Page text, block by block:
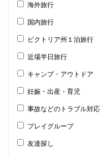
海外旅行
国内旅行
ビクトリア州１泊旅行
近場半日旅行
キャンプ・アウトドア
妊娠・出産・育児
事故などのトラブル対応
プレイグループ
友達探し